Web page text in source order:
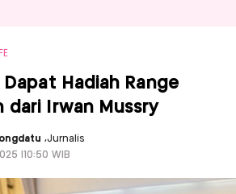
Dapat Hadiah Range
dari Irwan Mussry
,Jurnalis
|10:50 WIB